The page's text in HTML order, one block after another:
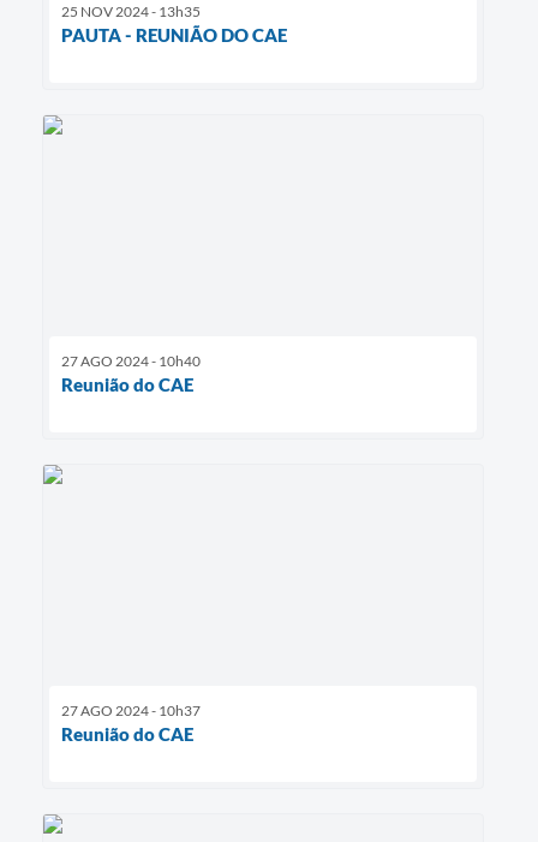
25 NOV 2024 - 13h35
PAUTA - REUNIÃO DO CAE
27 AGO 2024 - 10h40
Reunião do CAE
27 AGO 2024 - 10h37
Reunião do CAE